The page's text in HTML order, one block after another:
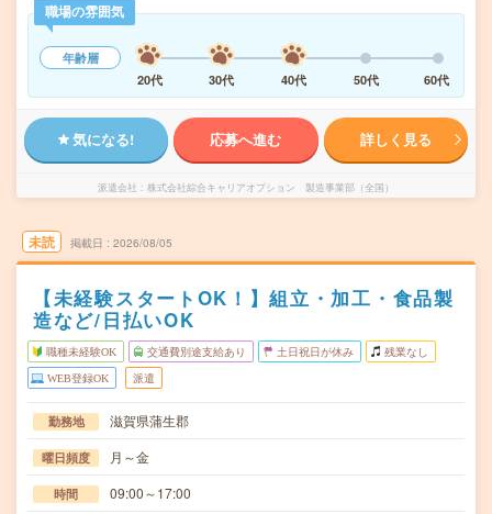
職場の雰囲気
年齢層
20代
30代 40代 50代 60代
気になる! 応募へ進む 詳しく見る
派遣会社 株式会社綜合キャリアオプション 製造事業部（全国）
未読 掲載日 2026/08/05
【未経験スタートOK！】組立・加工・食品製
造など/日払いOK
職種未経験OK 交通費別途支給あり 土日祝日が休み 残業なし
WEB登録OK 派遣
勤務地 滋賀県蒲生郡
曜日頻度 月～金
時間 09:00～17:00